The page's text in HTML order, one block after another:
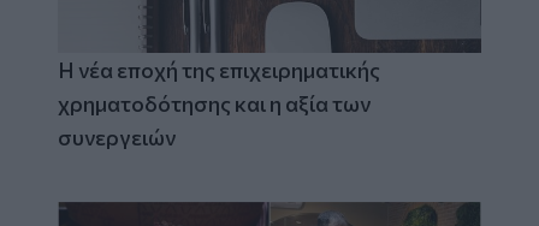
Η νέα εποχή της επιχειρηματικής
χρηματοδότησης και η αξία των
συνεργειών